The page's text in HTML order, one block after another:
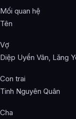
Mối quan hệ
Tên
Vợ
Diệp Uyển Vân, Lăng
Con trai
Tinh Nguyên Quân
Cha